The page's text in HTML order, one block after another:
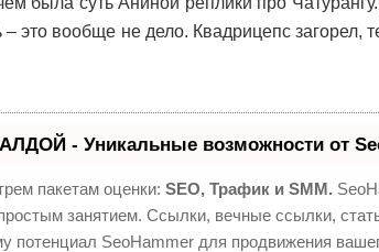
– это вообще не дело. Квадрицепс загорел,
- Уникальные возможности от
пакетам оценки: SEO, Трафик и SMM.
занятием. Ссылки, вечные ссылки,
потенциал SeoHammer для продвижения